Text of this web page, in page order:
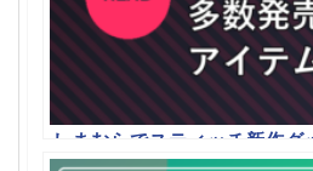
しまむらでスティッチ新作グ
売、夏向けアイテムまとめ